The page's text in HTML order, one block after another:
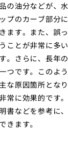
の油分などが、
プのカーブ部分
ます。また、誤
ことが非常に多
。さらに、長年
つです。このよ
な原因箇所とな
常に効果的です
書などを参考に
きます。